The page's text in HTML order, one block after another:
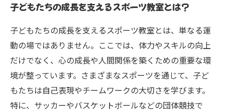
成功事例から学ぶ！理想のスポーツ教室の選び
方
心身ともに成長する子どもたちの姿を見守る喜
び
子どもたちの成長を支えるスポーツ教室とは？
子どもたちの成長を支えるスポーツ教室とは、単なる運
動の場ではありません。ここでは、体力やスキルの向上
だけでなく、心の成長や人間関係を築くための重要な環
境が整っています。さまざまなスポーツを通じて、子ど
もたちは自己表現やチームワークの大切さを学びます。
特に、サッカーやバスケットボールなどの団体競技で